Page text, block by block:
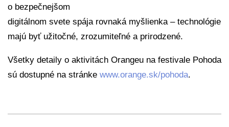
o bezpečnejšom
digitálnom svete spája rovnaká myšlienka – technológie
majú byť užitočné, zrozumiteľné a prirodzené.
Všetky detaily o aktivitách Orangeu na festivale Pohoda
sú dostupné na stránke www.orange.sk/pohoda.